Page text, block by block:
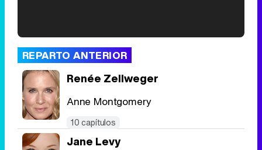
REPARTO ANTERIOR
Renée Zellweger
Anne Montgomery
10 capítulos
Jane Levy